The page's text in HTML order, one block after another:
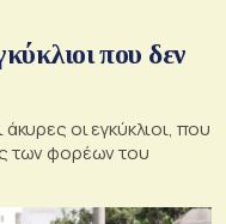
που δεν
οι εγκύκλιοι, που
των φορέων του